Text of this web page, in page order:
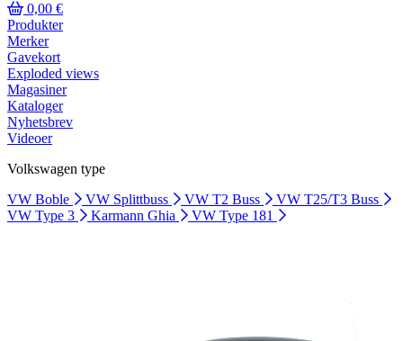
0,00 €
Produkter
Merker
Gavekort
Exploded views
Magasiner
Kataloger
Nyhetsbrev
Videoer
Volkswagen type
VW Boble
VW Splittbuss VW T2 Buss
VW T25/T3 Buss
VW Type 3
Karmann Ghia VW Type 181